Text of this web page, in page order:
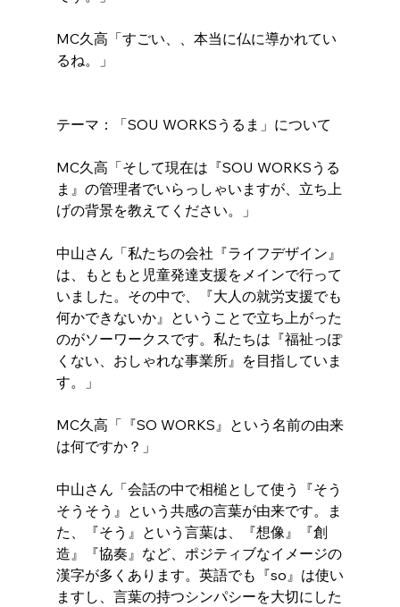
MC久高「すごい、、本当に仏に導かれてい
るね。」
テーマ：「SOU WORKSうるま」について
MC久高「そして現在は『SOU WORKSうる
ま』の管理者でいらっしゃいますが、立ち上
げの背景を教えてください。」
中山さん「私たちの会社『ライフデザイン』
は、もともと児童発達支援をメインで行って
いました。その中で、『大人の就労支援でも
何かできないか』ということで立ち上がった
のがソーワークスです。私たちは『福祉っぽ
くない、おしゃれな事業所』を目指していま
す。」
MC久高「『SO WORKS』という名前の由来
は何ですか？」
中山さん「会話の中で相槌として使う『そう
そうそう』という共感の言葉が由来です。ま
た、『そう』という言葉は、『想像』『創
造』『協奏』など、ポジティブなイメージの
漢字が多くあります。英語でも『so』は使い
ますし、言葉の持つシンパシーを大切にした